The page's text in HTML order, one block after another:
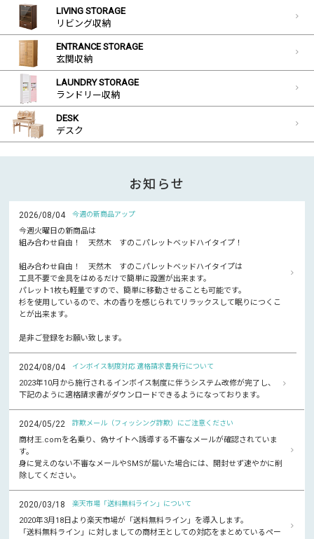
LIVING STORAGE
リビング収納
ENTRANCE STORAGE
玄関収納
LAUNDRY STORAGE
ランドリー収納
DESK
デスク
お知らせ
2026/08/04 今週の新商品アップ
今週火曜日の新商品は
組み合わせ自由！ 天然木 すのこパレットベッドハイタイプ！
組み合わせ自由！ 天然木 すのこパレットベッドハイタイプは
工具不要で金具をはめるだけで簡単に設置が出来ます。
パレット1枚も軽量ですので、簡単に移動させることも可能です。
杉を使用しているので、木の香りを感じられてリラックスして眠りにつくこ
とが出来ます。
是非ご登録をお願い致します。
2024/08/04 インボイス制度対応 適格請求書発行について
2023年10月から施行されるインボイス制度に伴うシステム改修が完了し、
下記のように適格請求書がダウンロードできるようになっております。
2024/05/22 詐欺メール（フィッシング詐欺）にご注意ください
商材王.comを名乗り、偽サイトへ誘導する不審なメールが確認されていま
す。
身に覚えのない不審なメールやSMSが届いた場合には、開封せず速やかに削
除してください。
2020/03/18 楽天市場「送料無料ライン」について
2020年3月18日より楽天市場が「送料無料ライン」を導入します。
「送料無料ライン」に対しましての商材王としての対応をまとめているペー